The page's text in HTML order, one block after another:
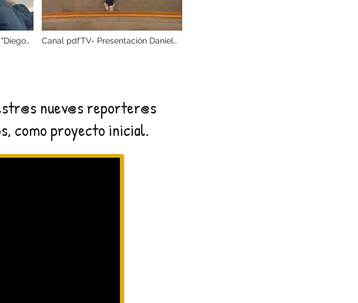
Canal pdfTV- Presentación Daniel
nuev@s reporter@s
como proyecto inicial.